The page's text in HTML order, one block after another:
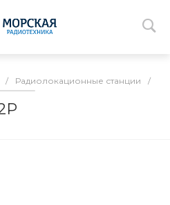
/ Радиолокационные станции /